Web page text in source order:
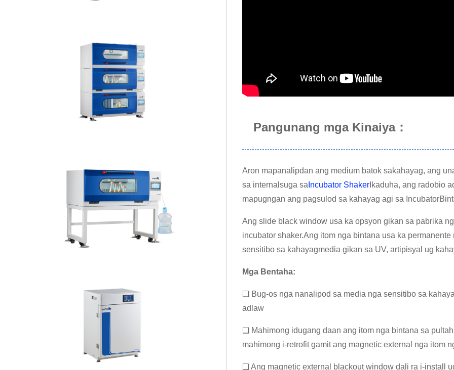
Pangunang mga Kinaiya：
Aron mapanalipdan ang medium batok sakahayag, ang
sa internal suga sa Incubator Shaker Ikaduha, ang radobio
mapugngan ang pagsulod sa kahayag agi sa Incubator
Ang slide black window usa ka opsyon gikan sa pabrika
incubator shaker.Ang itom nga bintana usa ka
sensitibo sa kahayagmedia gikan sa UV, artipisyal ug
Mga Bentaha:
❏ Bug-os nga nanalipod sa media nga sensitibo sa
adlaw
❏ Mahimong idugang daan ang itom nga bintana sa
mahimong i-retrofit gamit ang magnetic external nga itom
❏ Ang magnetic external blackout window dali ra i-install